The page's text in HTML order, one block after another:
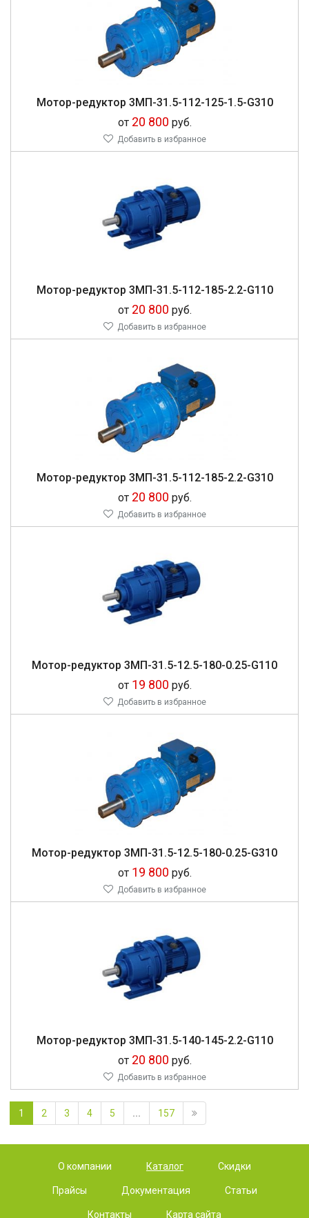
Мо­тор-ре­дук­тор 3МП-31.5-112-125-1.5-G310
от 20 800 руб.
Добавить в избранное
Мо­тор-ре­дук­тор 3МП-31.5-112-185-2.2-G110
от 20 800 руб.
Добавить в избранное
Мо­тор-ре­дук­тор 3МП-31.5-112-185-2.2-G310
от 20 800 руб.
Добавить в избранное
Мо­тор-ре­дук­тор 3МП-31.5-12.5-180-0.25-G110
от 19 800 руб.
Добавить в избранное
Мо­тор-ре­дук­тор 3МП-31.5-12.5-180-0.25-G310
от 19 800 руб.
Добавить в избранное
Мо­тор-ре­дук­тор 3МП-31.5-140-145-2.2-G110
от 20 800 руб.
Добавить в избранное
1 2 3 4 5 ... 157
О компании Каталог Скидки
Прайсы Документация Статьи
Контакты Карта сайта